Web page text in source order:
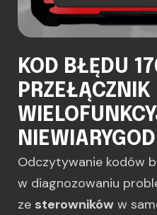
KOD BŁĘDU
PRZEŁĄCZNIK
Odczytywanie kodów
w diagnozowaniu
ze sterowników w